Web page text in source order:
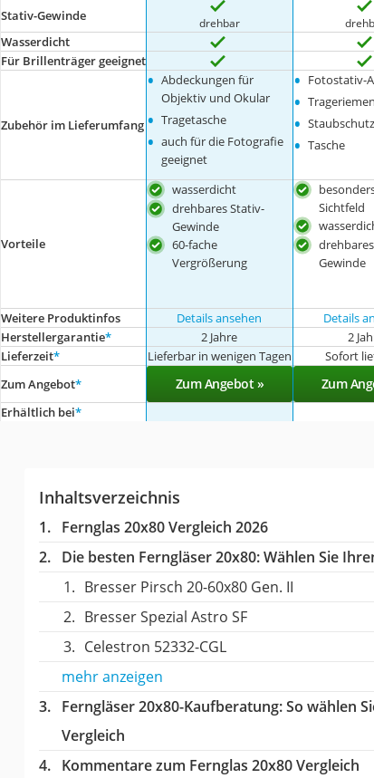
Stativ-Gewinde
drehbar
Wasserdicht
Für Brillenträger geeignet
Zubehör im Lieferumfang
• Abdeckungen für
Objektiv und Okular
• Tragetasche
• auch für die Fotografie
geeignet
• Fotostativ-
• Trageriemen
•
• Tasche
Vorteile
wasserdicht
drehbares Stativ-
Gewinde
60-fache
Vergrößerung
Sichtfeld
Gewinde
Weitere Produktinfos Details ansehen Details
Herstellergarantie* 2 Jahre 2
Lieferzeit* Lieferbar in wenigen Tagen Sofort
Zum Angebot* Zum Angebot » Zum
Erhältlich bei*
Inhaltsverzeichnis
Fernglas 20x80 Vergleich 2026
Die besten Ferngläser 20x80:Wählen Sie
Bresser Pirsch 20-60x80 Gen. II
Bresser Spezial Astro SF
Celestron 52332-CGL
mehr anzeigen
Ferngläser 20x80-Kaufberatung: So wählen
Vergleich
Kommentare zum Fernglas 20x80 Vergleich